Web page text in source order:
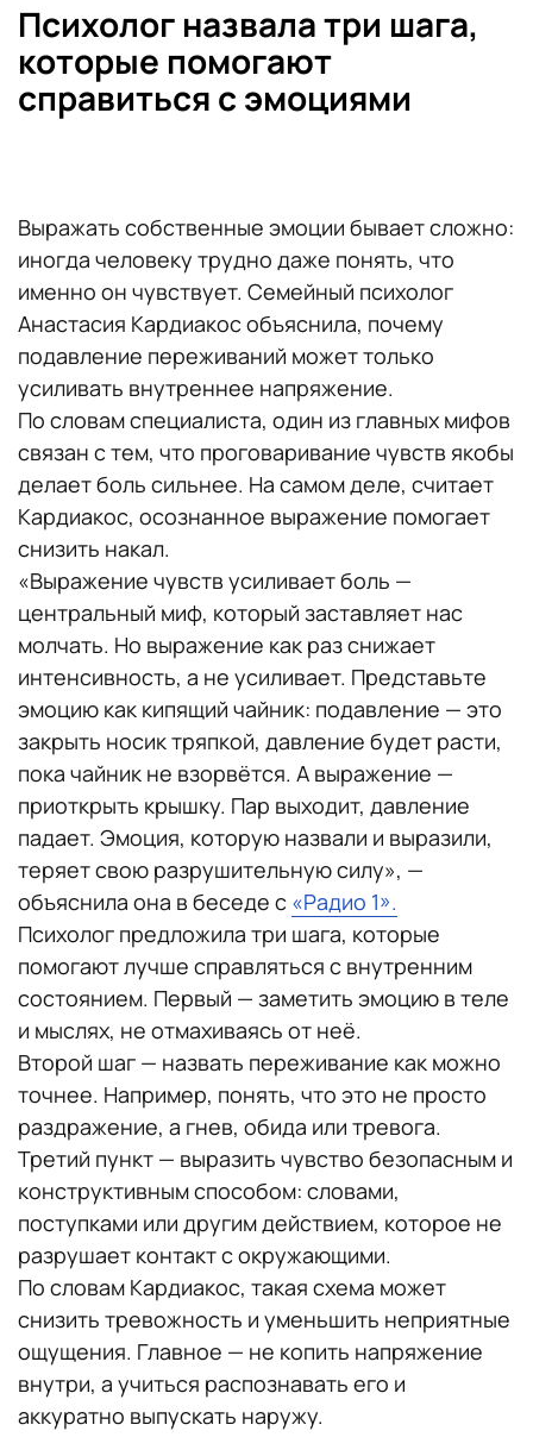
Психолог назвала три шага,
которые помогают
справиться с эмоциями
Выражать собственные эмоции бывает сложно:
иногда человеку трудно даже понять, что
именно он чувствует. Семейный психолог
Анастасия Кардиакос объяснила, почему
подавление переживаний может только
усиливать внутреннее напряжение.
По словам специалиста, один из главных мифов
связан с тем, что проговаривание чувств якобы
делает боль сильнее. На самом деле, считает
Кардиакос, осознанное выражение помогает
снизить накал.
«Выражение чувств усиливает боль —
центральный миф, который заставляет нас
молчать. Но выражение как раз снижает
интенсивность, а не усиливает. Представьте
эмоцию как кипящий чайник: подавление — это
закрыть носик тряпкой, давление будет расти,
пока чайник не взорвётся. А выражение —
приоткрыть крышку. Пар выходит, давление
падает. Эмоция, которую назвали и выразили,
теряет свою разрушительную силу», —
объяснила она в беседе с «Радио 1».
Психолог предложила три шага, которые
помогают лучше справляться с внутренним
состоянием. Первый — заметить эмоцию в теле
и мыслях, не отмахиваясь от неё.
Второй шаг — назвать переживание как можно
точнее. Например, понять, что это не просто
раздражение, а гнев, обида или тревога.
Третий пункт — выразить чувство безопасным и
конструктивным способом: словами,
поступками или другим действием, которое не
разрушает контакт с окружающими.
По словам Кардиакос, такая схема может
снизить тревожность и уменьшить неприятные
ощущения. Главное — не копить напряжение
внутри, а учиться распознавать его и
аккуратно выпускать наружу.